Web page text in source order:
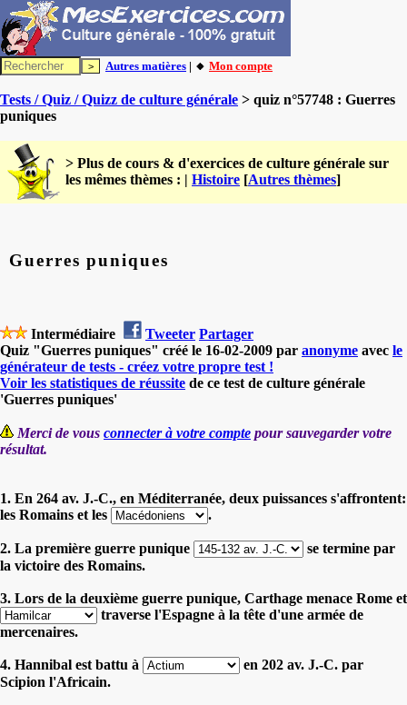
Autres matières | 🔸 Mon compte
Tests / Quiz / Quizz de culture générale > quiz n°57748 : Guerres
puniques
> Plus de cours & d'exercices de culture générale sur
les mêmes thèmes : | Histoire [Autres thèmes]
Guerres puniques
Intermédiaire Tweeter Partager
Quiz "Guerres puniques" créé le 16-02-2009 par anonyme avec le
générateur de tests - créez votre propre test !
Voir les statistiques de réussite de ce test de culture générale
'Guerres puniques'
Merci de vous connecter à votre compte pour sauvegarder votre
résultat.
1. En 264 av. J.-C., en Méditerranée, deux puissances s'affrontent:
les Romains et les
.
2. La première guerre punique
se termine par
la victoire des Romains.
3. Lors de la deuxième guerre punique, Carthage menace Rome et
traverse l'Espagne à la tête d'une armée de
mercenaires.
4. Hannibal est battu à
en 202 av. J.-C. par
Scipion l'Africain.